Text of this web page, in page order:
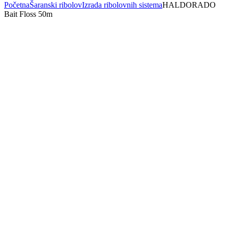
PočetnaŠaranski ribolovIzrada ribolovnih sistemaHALDORADO
Bait Floss 50m